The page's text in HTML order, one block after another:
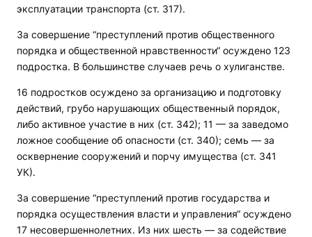
эксплуатации транспорта (ст. 317).
За совершение “преступлений против общественного
порядка и общественной нравственности“ осуждено 123
подростка. В большинстве случаев речь о хулиганстве.
16 подростков осуждено за организацию и подготовку
действий, грубо нарушающих общественный порядок,
либо активное участие в них (ст. 342); 11 — за заведомо
ложное сообщение об опасности (ст. 340); семь — за
осквернение сооружений и порчу имущества (ст. 341
УК).
За совершение “преступлений против государства и
порядка осуществления власти и управления“ осуждено
17 несовершеннолетних. Из них шесть — за содействие